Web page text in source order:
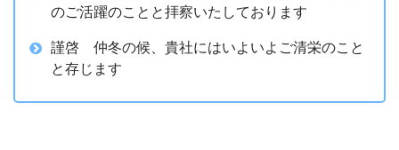
のご活躍のことと拝察いたしております
謹啓 仲冬の候、貴社にはいよいよご清栄のこと
と存じます